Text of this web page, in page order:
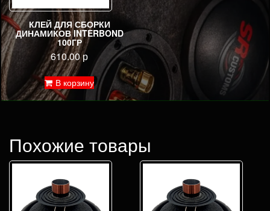
КЛЕЙ ДЛЯ СБОРКИ
ДИНАМИКОВ INTERBOND
100ГР
610.00р
В корзину
Похожие товары